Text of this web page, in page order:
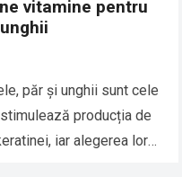
vitamine pentru
păr și unghii sunt cele
producția de
iar alegerea lor